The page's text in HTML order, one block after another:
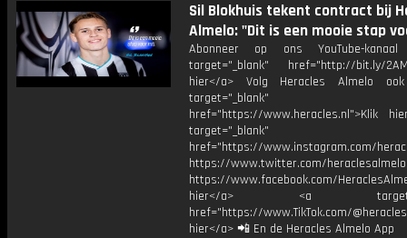
Sil Blokhuis tekent contract bij
Almelo: "Dit is een mooie stap
Abonneer op ons YouTube-
target="_blank" href="http://bit.ly/
hier</a> Volg Heracles Almelo
target="_blank"
href="https://www.heracles.nl">Klik
target="_blank"
href="https://www.instagram.com/
https://www.twitter.com/heraclesalmelo
https://www.facebook.com/
hier</a> <a
href="https://www.TikTok.com/
hier</a> 📲 En de Heracles Almelo App